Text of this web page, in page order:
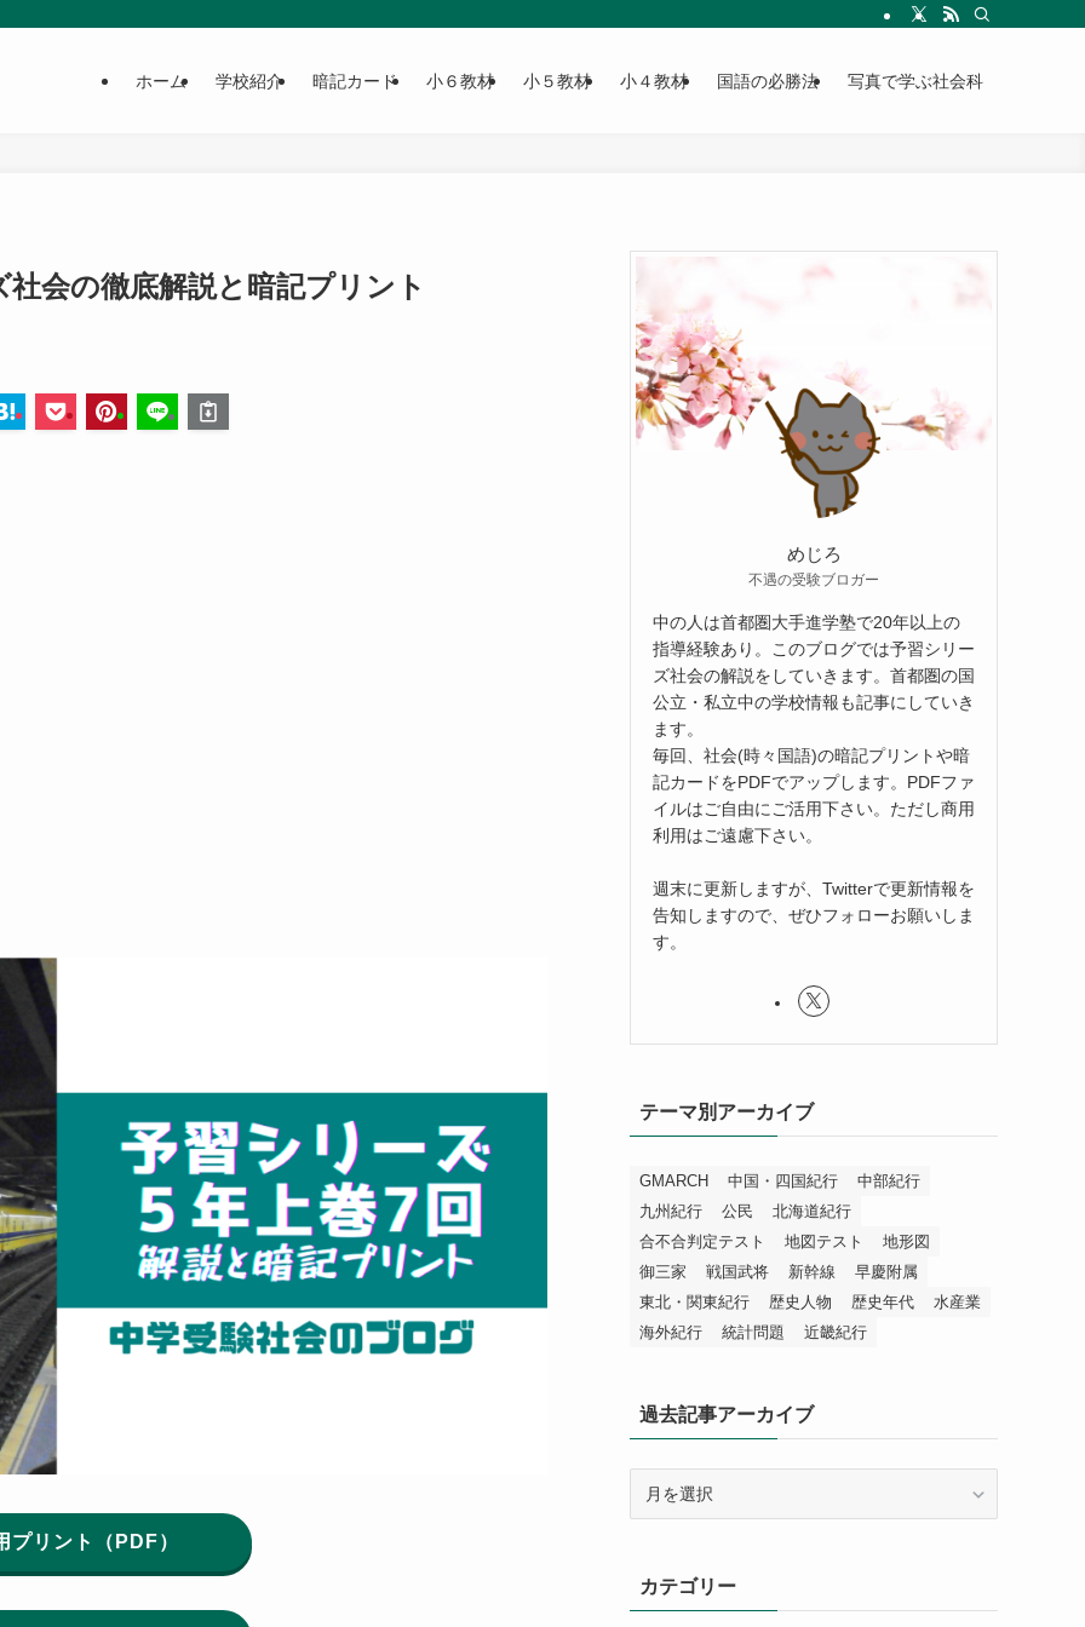
ホーム 学校紹介 暗記カード 小６教材 小５教材 小４教材 国語の必勝法 写真で学ぶ社会科
会の徹底解説と暗記プリント
プリント（PDF）
めじろ
不遇の受験ブロガー
中の人は首都圏大手進学塾で20年以上の
指導経験あり。このブログでは予習シリー
ズ社会の解説をしていきます。首都圏の国
公立・私立中の学校情報も記事にしていき
ます。
毎回、社会(時々国語)の暗記プリントや暗
記カードをPDFでアップします。PDFファ
イルはご自由にご活用下さい。ただし商用
利用はご遠慮下さい。
週末に更新しますが、Twitterで更新情報を
告知しますので、ぜひフォローお願いしま
す。
テーマ別アーカイブ
GMARCH 中国・四国紀行
中部紀行
九州紀行
公民
北海道紀行
合不合判定テスト
地図テスト
地形図
御三家
戦国武将 新幹線
早慶附属
東北・関東紀行
歴史人物 歴史年代
水産業
海外紀行
統計問題 近畿紀行
過去記事アーカイブ
ア
ー
カテゴリー